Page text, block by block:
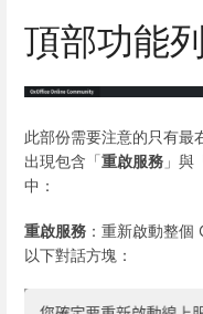
頂部功能列
此部份需要注意的只有最
出現包含「重啟服務 」與
中：
重啟服務 ：重新啟動整
以下對話方塊：